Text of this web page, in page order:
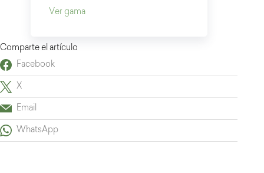
Comparte el artículo
Facebook
X
Email
WhatsApp
Ver gama